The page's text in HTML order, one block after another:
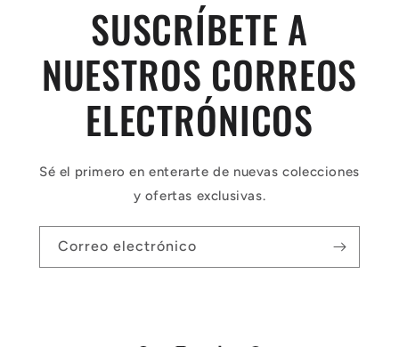
SUSCRÍBETE A
NUESTROS CORREOS
ELECTRÓNICOS
Sé el primero en enterarte de nuevas colecciones
y ofertas exclusivas.
Correo electrónico